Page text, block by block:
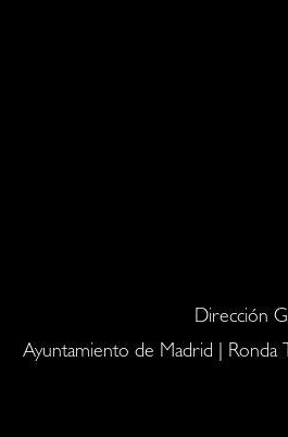
Dirección
Ayuntamiento de Madrid | Ronda